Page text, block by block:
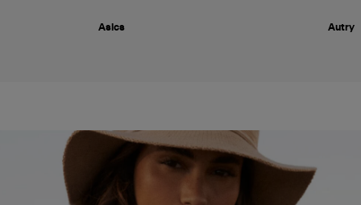
Asics Autry